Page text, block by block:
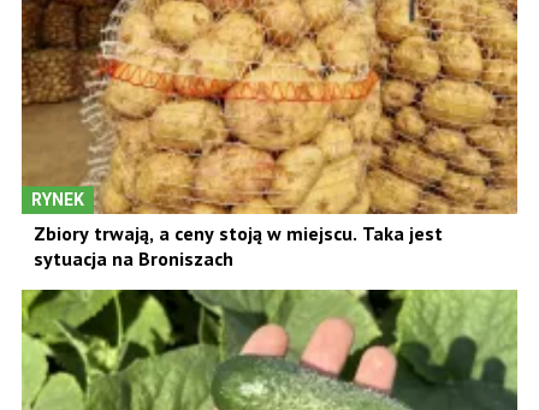
RYNEK
Zbiory trwają, a ceny stoją w miejscu. Taka jest
sytuacja na Broniszach